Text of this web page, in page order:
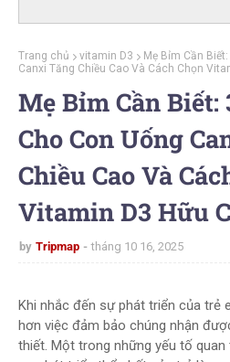
Trang chủ vitamin D3
Mẹ Bỉm Cần
Canxi Tăng Chiều Cao Và Cách Chọn
Mẹ Bỉm Cần Biết:
Cho Con Uống
Chiều Cao Và
Vitamin D3 Hữu
by Tripmap tháng 10 16, 2025
Khi nhắc đến sự phát triển của trẻ
hơn việc đảm bảo chúng nhận
thiết. Một trong những yếu tố